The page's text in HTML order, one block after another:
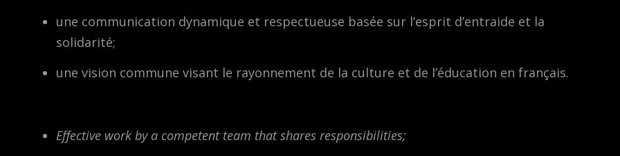
une communication dynamique et respectueuse basée sur l’esprit d’entraide et la
solidarité;
une vision commune visant le rayonnement de la culture et de l’éducation en français.
Effective work by a competent team that shares responsibilities;